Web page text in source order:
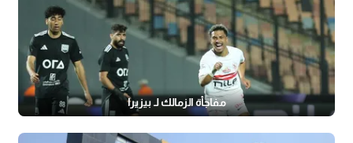
مفاجأة الزمالك لـ بيزيرا